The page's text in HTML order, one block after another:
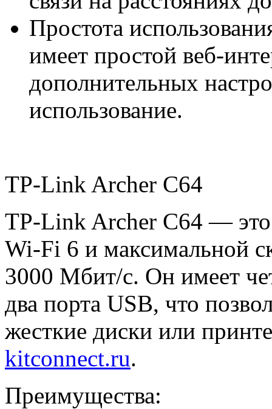
Простота
имеет простой веб-
дополнительных
использование.
TP-Link Archer C64
TP-Link Archer C64 —
Wi-Fi 6 и максимальной
3000 Мбит/с. Он имеет
два порта USB, что
жесткие диски или
kitconnect.ru.
Преимущества: